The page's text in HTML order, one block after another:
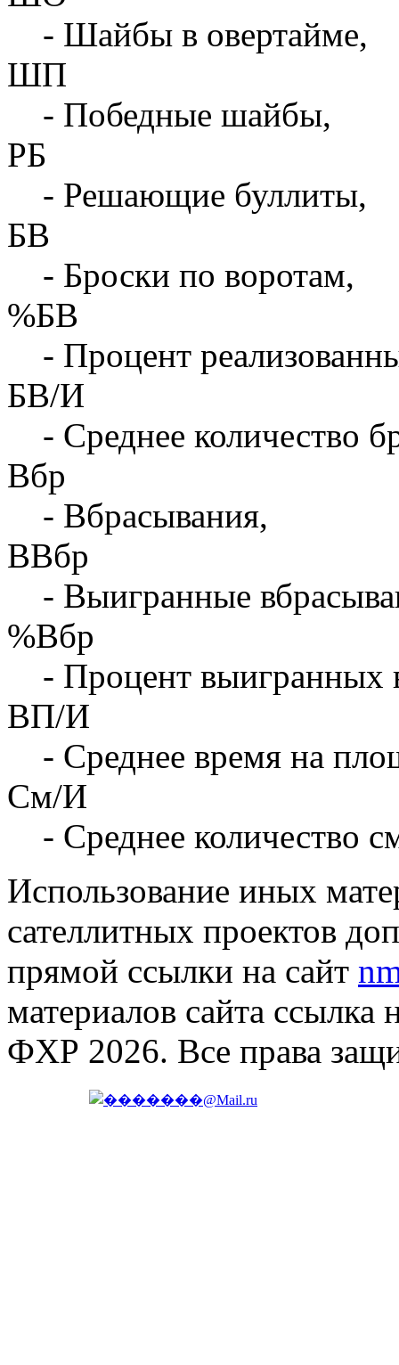
- Шайбы в овертайме,
ШП
- Победные шайбы,
РБ
- Решающие буллиты,
БВ
- Броски по воротам,
%БВ
- Процент
БВ/И
- Среднее количество
Вбр
- Вбрасывания,
ВВбр
- Выигранные
%Вбр
- Процент выигранных
ВП/И
- Среднее время на
См/И
- Среднее количество
Использование иных
сателлитных проектов
прямой ссылки на сайт
материалов сайта ссылка
ФХР 2026. Все права